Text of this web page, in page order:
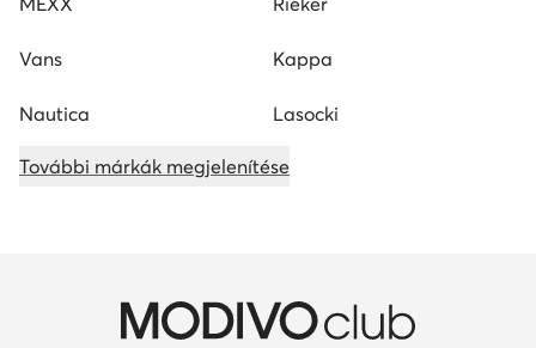
Vans Kappa
Nautica Lasocki
További márkák megjelenítése